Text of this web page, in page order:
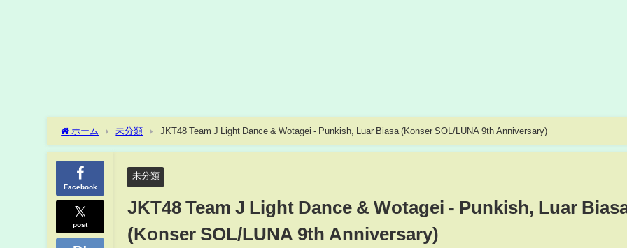
ホーム 未分類 JKT48 Team J Light Dance & Wotagei - Punkish, Luar Biasa (Konser SOL/LUNA 9th Anniversary)
Facebook
post
未分類
JKT48 Team J Light Dance & Wotagei - Punkish, Luar
(Konser SOL/LUNA 9th Anniversary)